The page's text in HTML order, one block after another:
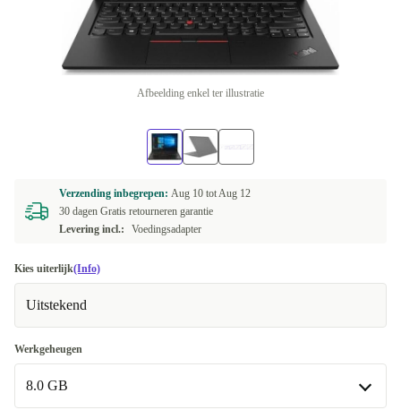
Afbeelding enkel ter illustratie
Verzending inbegrepen: Aug 10 totAug 12
30 dagen Gratis retourneren garantie
Levering incl.:
Voedingsadapter
Kies uiterlijk(Info)
Uitstekend
Werkgeheugen
8.0 GB